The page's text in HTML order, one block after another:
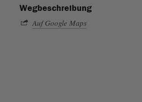
Wegbeschreibung
Auf Google Maps